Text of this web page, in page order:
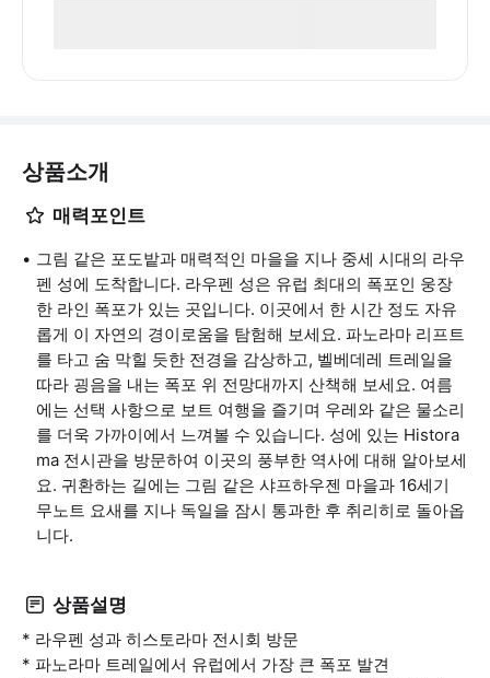
상품소개
매력포인트
그림 같은 포도밭과 매력적인 마을을 지나 중세 시대의 라우
펜 성에 도착합니다. 라우펜 성은 유럽 최대의 폭포인 웅장
한 라인 폭포가 있는 곳입니다. 이곳에서 한 시간 정도 자유
롭게 이 자연의 경이로움을 탐험해 보세요. 파노라마 리프트
를 타고 숨 막힐 듯한 전경을 감상하고, 벨베데레 트레일을
따라 굉음을 내는 폭포 위 전망대까지 산책해 보세요. 여름
에는 선택 사항으로 보트 여행을 즐기며 우레와 같은 물소리
를 더욱 가까이에서 느껴볼 수 있습니다. 성에 있는 Histora
ma 전시관을 방문하여 이곳의 풍부한 역사에 대해 알아보세
요. 귀환하는 길에는 그림 같은 샤프하우젠 마을과 16세기
무노트 요새를 지나 독일을 잠시 통과한 후 취리히로 돌아옵
니다.
상품설명
* 라우펜 성과 히스토라마 전시회 방문
* 파노라마 트레일에서 유럽에서 가장 큰 폭포 발견